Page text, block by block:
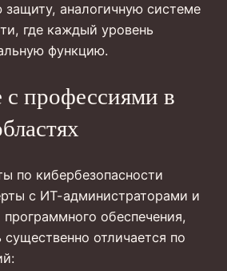
защиту, аналогичную системе
где каждый уровень
функцию.
с профессиями в
по кибербезопасности
с ИТ-администраторами и
обеспечения,
существенно отличается по